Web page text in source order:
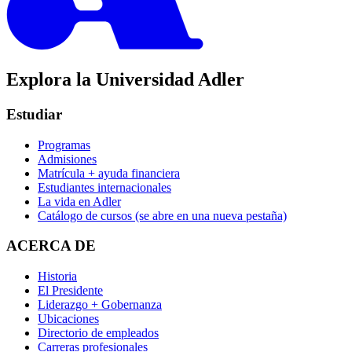
Explora la Universidad Adler
Estudiar
Programas
Admisiones
Matrícula + ayuda financiera
Estudiantes internacionales
La vida en Adler
Catálogo de cursos (se abre en una nueva pestaña)
ACERCA DE
Historia
El Presidente
Liderazgo + Gobernanza
Ubicaciones
Directorio de empleados
Carreras profesionales